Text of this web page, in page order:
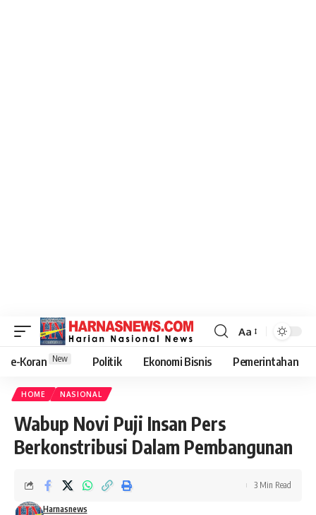
Aa
e-Koran New Politik Ekonomi Bisnis Pemerintahan
HOME NASIONAL
Wabup Novi Puji Insan Pers
Berkonstribusi Dalam Pembangunan
Harnasnews
3 Min Read